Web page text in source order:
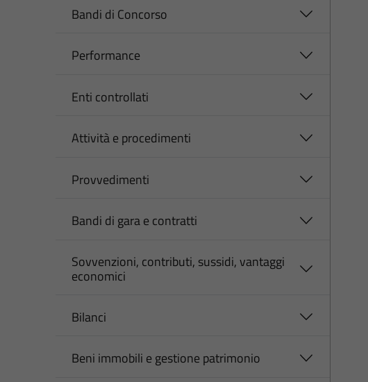
Bandi di Concorso
Performance
Enti controllati
Attività e procedimenti
Provvedimenti
Bandi di gara e contratti
Sovvenzioni, contributi, sussidi, vantaggi
economici
Bilanci
Beni immobili e gestione patrimonio